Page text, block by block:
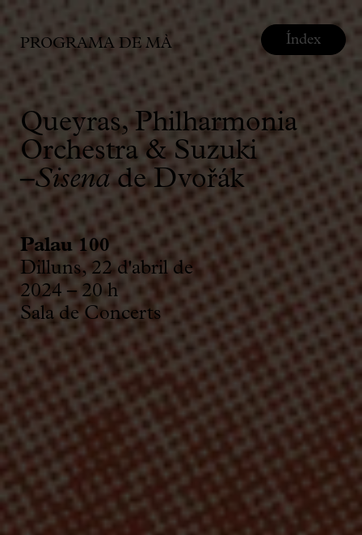
PROGRAMA DE MÀ
Queyras, Philharmonia
Orchestra & Suzuki
–Sisenade Dvořák
Palau 100
Dilluns, 22 d'abril de
2024 – 20 h
Sala de Concerts
Índex